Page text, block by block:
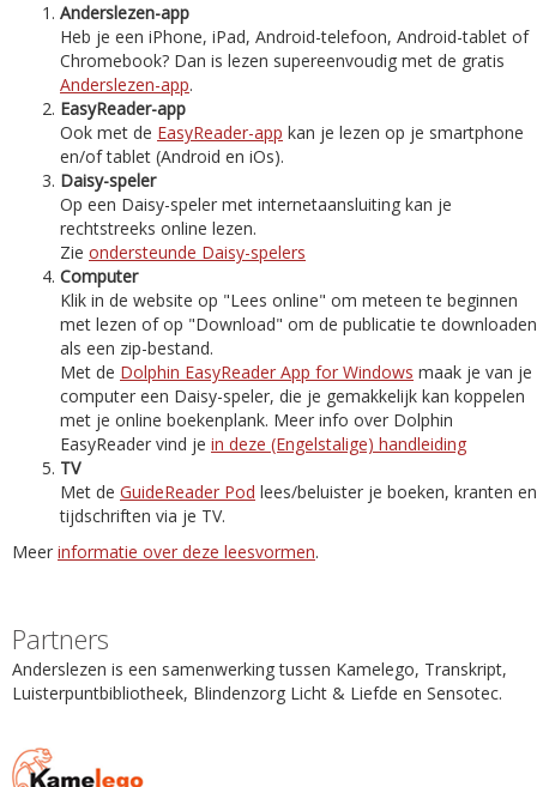
Anderslezen-app
Heb je een iPhone, iPad, Android-telefoon, Android-tablet of
Chromebook? Dan is lezen supereenvoudig met de gratis
Anderslezen-app.
EasyReader-app
Ook met de EasyReader-app kan je lezen op je smartphone
en/of tablet (Android en iOs).
Daisy-speler
Op een Daisy-speler met internetaansluiting kan je
rechtstreeks online lezen.
Zie ondersteunde Daisy-spelers
Computer
Klik in de website op "Lees online" om meteen te beginnen
met lezen of op "Download" om de publicatie te downloaden
als een zip-bestand.
Met de Dolphin EasyReader App for Windows maak je van je
computer een Daisy-speler, die je gemakkelijk kan koppelen
met je online boekenplank. Meer info over Dolphin
EasyReader vind je in deze (Engelstalige) handleiding
TV
Met de GuideReader Pod lees/beluister je boeken, kranten en
tijdschriften via je TV.
Meer informatie over deze leesvormen.
Partners
Anderslezen is een samenwerking tussen Kamelego, Transkript,
Luisterpuntbibliotheek, Blindenzorg Licht & Liefde en Sensotec.